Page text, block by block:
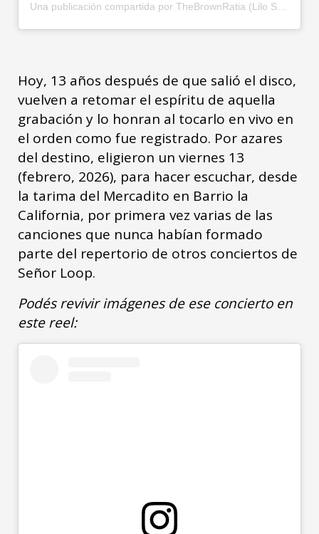
Una publicación compartida por TheBrownRatia (Lilo Sanchez) (@thebrownratia)
Hoy, 13 años después de que salió el disco,
vuelven a retomar el espíritu de aquella
grabación y lo honran al tocarlo en vivo en
el orden como fue registrado. Por azares
del destino, eligieron un viernes 13
(febrero, 2026), para hacer escuchar, desde
la tarima del Mercadito en Barrio la
California, por primera vez varias de las
canciones que nunca habían formado
parte del repertorio de otros conciertos de
Señor Loop.
Podés revivir imágenes de ese concierto en
este reel: